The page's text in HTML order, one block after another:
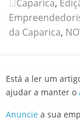
Caparica,
da Caparica,
Está a ler um
ajudar a manter o
Anuncie a sua